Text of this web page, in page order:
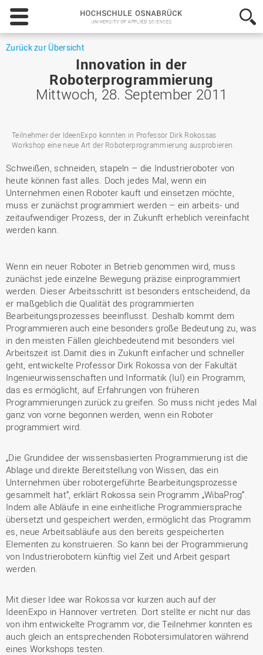
Hochschule
Osnabrück
-
Sciences
Zurück zur Übersicht
Innovation in der
Roboterprogrammierung
Mittwoch, 28. September 2011
Teilnehmer der IdeenExpo konnten in Professor Dirk Rokossas
Workshop eine neue Art der Roboterprogrammierung ausprobieren.
Schweißen, schneiden, stapeln – die Industrieroboter von
heute können fast alles. Doch jedes Mal, wenn ein
Unternehmen einen Roboter kauft und einsetzen möchte,
muss er zunächst programmiert werden – ein arbeits- und
zeitaufwendiger Prozess, der in Zukunft erheblich vereinfacht
werden kann.
Wenn ein neuer Roboter in Betrieb genommen wird, muss
zunächst jede einzelne Bewegung präzise einprogrammiert
werden. Dieser Arbeitsschritt ist besonders entscheidend, da
er maßgeblich die Qualität des programmierten
Bearbeitungsprozesses beeinflusst. Deshalb kommt dem
Programmieren auch eine besonders große Bedeutung zu, was
in den meisten Fällen gleichbedeutend mit besonders viel
Arbeitszeit ist.Damit dies in Zukunft einfacher und schneller
geht, entwickelte Professor Dirk Rokossa von der Fakultät
Ingenieurwissenschaften und Informatik (IuI) ein Programm,
das es ermöglicht, auf Erfahrungen von früheren
Programmierungen zurück zu greifen. So muss nicht jedes Mal
ganz von vorne begonnen werden, wenn ein Roboter
programmiert wird.
„Die Grundidee der wissensbasierten Programmierung ist die
Ablage und direkte Bereitstellung von Wissen, das ein
Unternehmen über robotergeführte Bearbeitungsprozesse
gesammelt hat“, erklärt Rokossa sein Programm „WibaProg“.
Indem alle Abläufe in eine einheitliche Programmiersprache
übersetzt und gespeichert werden, ermöglicht das Programm
es, neue Arbeitsabläufe aus den bereits gespeicherten
Elementen zu konstruieren. So kann bei der Programmierung
von Industrierobotern künftig viel Zeit und Arbeit gespart
werden.
Mit dieser Idee war Rokossa vor kurzen auch auf der
IdeenExpo in Hannover vertreten. Dort stellte er nicht nur das
von ihm entwickelte Programm vor, die Teilnehmer konnten es
auch gleich an entsprechenden Robotersimulatoren während
eines Workshops testen.